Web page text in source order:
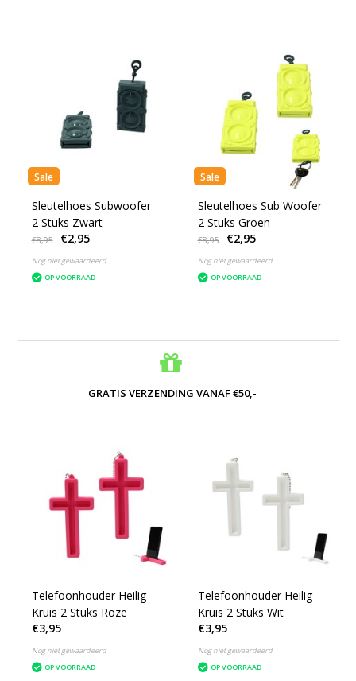
Sale
Sleutelhoes Subwoofer
2 Stuks Zwart
€8,95 €2,95
Nog niet gewaardeerd
OP VOORRAAD
Sale
Sleutelhoes Sub Woofer
2 Stuks Groen
€8,95 €2,95
Nog niet gewaardeerd
OP VOORRAAD
GRATIS VERZENDING VANAF €50,-
Telefoonhouder Heilig
Kruis 2 Stuks Roze
€3,95
Nog niet gewaardeerd
OP VOORRAAD
Telefoonhouder Heilig
Kruis 2 Stuks Wit
€3,95
Nog niet gewaardeerd
OP VOORRAAD